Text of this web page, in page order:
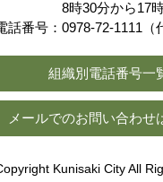
8時30分から17
話番号：0978-72-1111（
組織別電話番号一
メールでのお問い合わせ
Kunisaki City All